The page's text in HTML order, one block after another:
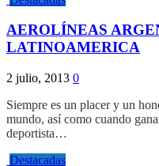
AEROLÍNEAS
LATINOAMERICA
2 julio, 2013 0
Siempre es un placer y un
mundo, así como cuando
deportista…
Destacadas